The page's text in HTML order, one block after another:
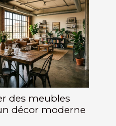
des meubles
décor moderne